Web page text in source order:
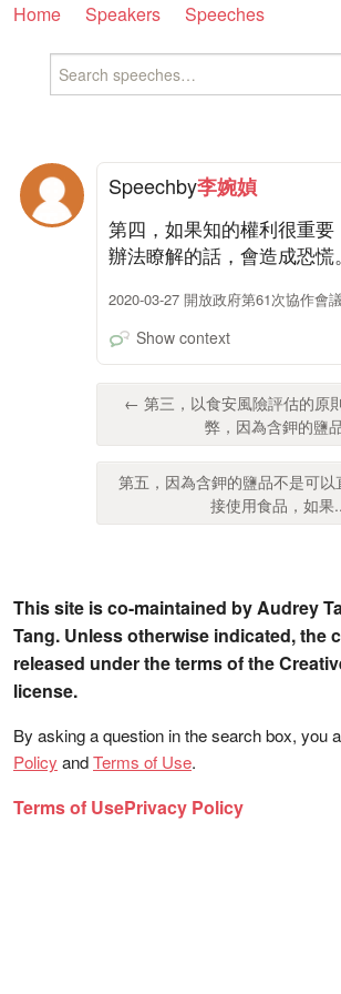
Home Speakers Speeches
Speechby李婉媜
第四，如果知的權利很重
辦法瞭解的話，會造成恐慌。
2020-03-27 開放政府第61次協作會
Show context
← 第三，以食安風險評估的原
弊，因為含鉀的鹽
第五，因為含鉀的鹽品不是可
接使用食品，如
This site is co-maintained by Audrey
Tang. Unless otherwise indicated, the
released under the terms of the
license.
By asking a question in the search box, you
Policy andTerms of Use.
Terms of UsePrivacy Policy